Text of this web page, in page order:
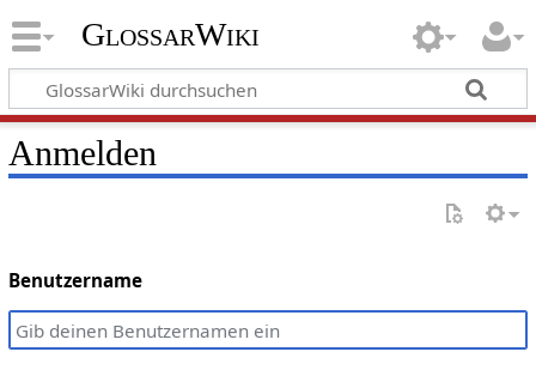
GlossarWiki
Anmelden
Benutzername